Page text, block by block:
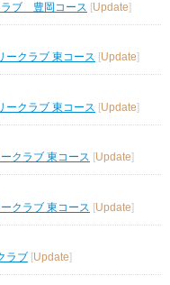
ラブ 豊岡コース [Update]
ークラブ 東コース [Update]
ークラブ 東コース [Update]
クラブ 東コース [Update]
クラブ 東コース [Update]
ラブ [Update]